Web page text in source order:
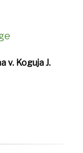
v. Koguja J.